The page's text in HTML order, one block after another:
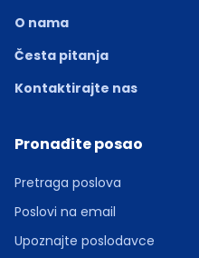
O nama
Česta pitanja
Kontaktirajte nas
Pronađite posao
Pretraga poslova
Poslovi na email
Upoznajte poslodavce